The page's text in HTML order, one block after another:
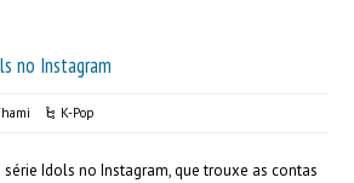
no Instagram
K-Pop
Idols no Instagram, que trouxe as contas